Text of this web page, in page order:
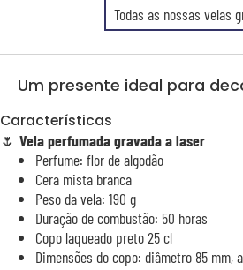
Todas as nossas velas
Um presente ideal para
Características
🌷 Vela perfumada gravada a laser
Perfume: flor de algodão
Cera mista branca
Peso da vela: 190 g
Duração de combustão: 50 horas
Copo laqueado preto 25 cl
Dimensões do copo: diâmetro 85 mm,